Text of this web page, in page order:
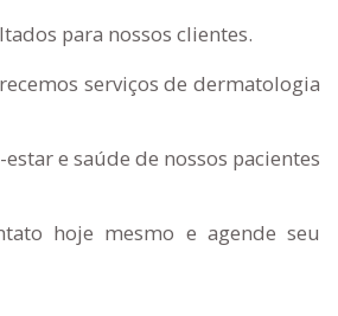
para nossos clientes.
serviços de dermatologia
e saúde de nossos pacientes
hoje mesmo e agende seu